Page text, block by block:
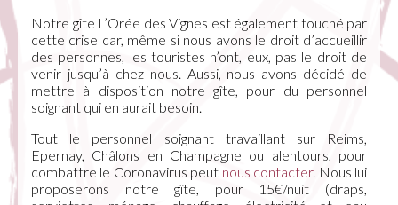
Notre gîte L’Orée des Vignes est également touché par
cette crise car, même si nous avons le droit d’accueillir
des personnes, les touristes n’ont, eux, pas le droit de
venir jusqu’à chez nous. Aussi, nous avons décidé de
mettre à disposition notre gîte, pour du personnel
soignant qui en aurait besoin.
Tout le personnel soignant travaillant sur Reims,
Epernay, Châlons en Champagne ou alentours, pour
combattre le Coronavirus peut nous contacter. Nous lui
proposerons notre gîte, pour 15€/nuit (draps,